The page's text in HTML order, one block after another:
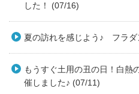
した！ (07/16)
夏の訪れを感じよう♪ フラダ
もうすぐ土用の丑の日！白熱
催しました♪ (07/11)